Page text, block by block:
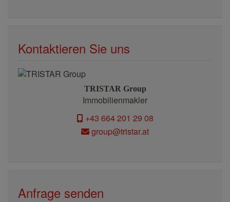
Kontaktieren Sie uns
TRISTAR Group
Immobilienmakler
+43 664 201 29 08
group@tristar.at
Anfrage senden